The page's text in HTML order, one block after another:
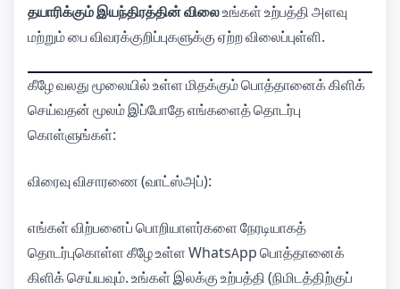
தயாரிக்கும் இயந்திரத்தின் விலைஉங்கள் உற்பத்தி அளவு
மற்றும் பை விவரக்குறிப்புகளுக்கு ஏற்ற விலைப்புள்ளி.
கீழே வலது மூலையில் உள்ள மிதக்கும் பொத்தானைக் கிளிக்
செய்வதன் மூலம் இப்போதே எங்களைத் தொடர்பு
கொள்ளுங்கள்:
விரைவு விசாரணை (வாட்ஸ்அப்):
எங்கள் விற்பனைப் பொறியாளர்களை நேரடியாகத்
தொடர்புகொள்ள கீழே உள்ள WhatsApp பொத்தானைக்
கிளிக் செய்யவும். உங்கள் இலக்கு உற்பத்தி (நிமிடத்திற்குப்